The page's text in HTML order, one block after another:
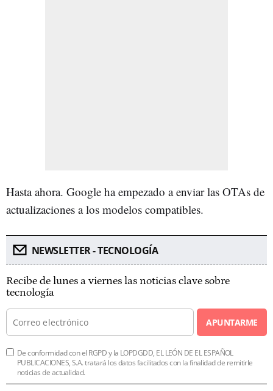
Hasta ahora. Google ha empezado a enviar las OTAs de
actualizaciones a los modelos compatibles.
NEWSLETTER - TECNOLOGÍA
Recibe de lunes a viernes las noticias clave sobre
tecnología
APUNTARME
De conformidad con el RGPD y la LOPDGDD, EL LEÓN DE EL ESPAÑOL
PUBLICACIONES, S.A. tratará los datos facilitados con la finalidad de remitirle
noticias de actualidad.